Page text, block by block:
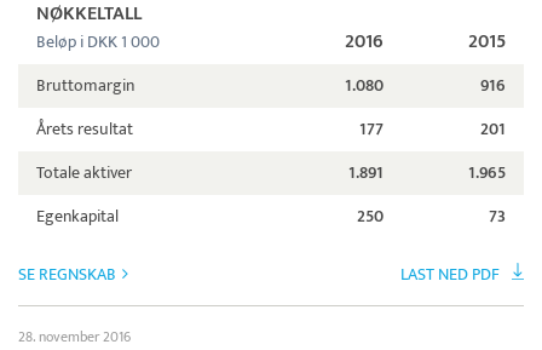
NØKKELTALL
Beløp i DKK 1 000 2016 2015
Bruttomargin 1.080
916
Årets resultat
177
201
Totale aktiver
1.891
1.965
Egenkapital
250 73
SE REGNSKAB LAST NED PDF
28. november 2016